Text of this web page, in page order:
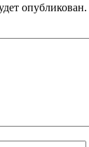
опубликован.